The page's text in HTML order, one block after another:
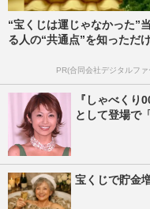
“宝くじは運じゃなかった”
る人の“共通点”を知っただ
PR(合同会社デジタルファ
『しゃべくり
として登場で
宝くじで貯金